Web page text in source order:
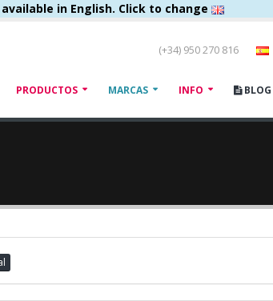
in English. Click to change
(+34) 950 270 816
PRODUCTOS MARCAS INFO BLOG